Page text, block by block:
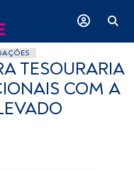
TESOURARIA
COM A